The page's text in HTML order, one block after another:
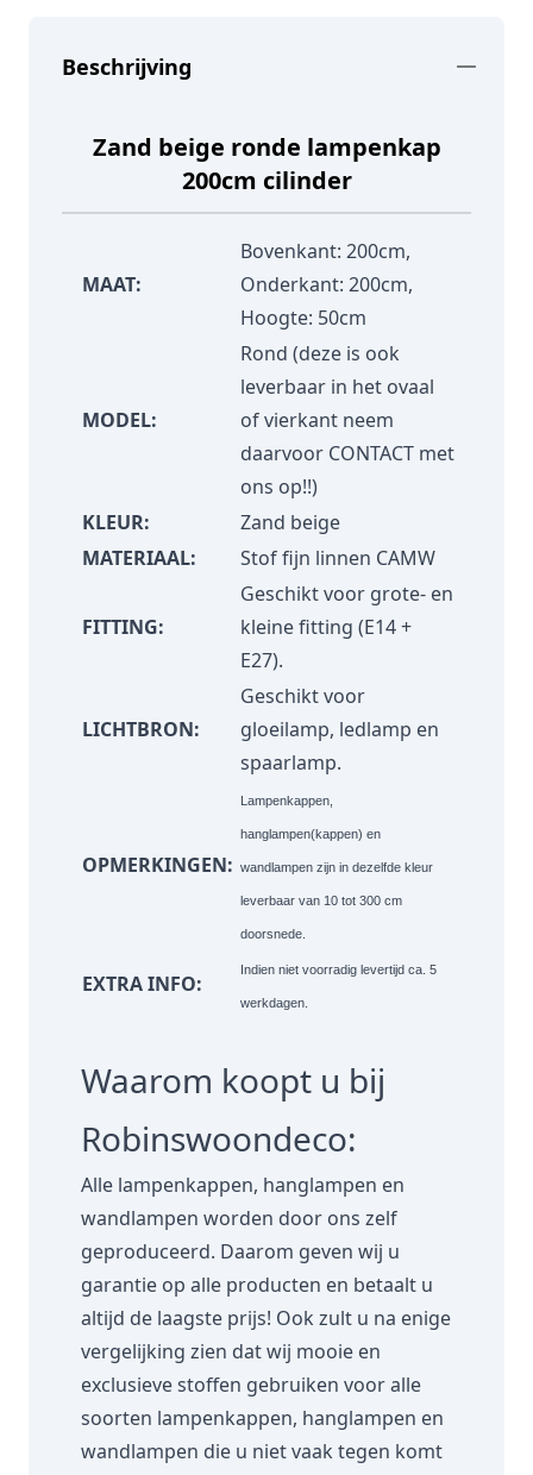
Beschrijving
Zand beige ronde lampenkap
200cm cilinder
MAAT:
Bovenkant: 200cm,
Onderkant: 200cm,
Hoogte: 50cm
MODEL:
Rond (deze is ook
leverbaar in het ovaal
of vierkant neem
daarvoor CONTACT met
ons op!!)
KLEUR:
Zand beige
MATERIAAL:
Stof fijn linnen CAMW
FITTING:
Geschikt voor grote- en
kleine fitting (E14 +
E27).
LICHTBRON:
Geschikt voor
gloeilamp, ledlamp en
spaarlamp.
OPMERKINGEN:
Lampenkappen,
hanglampen(kappen) en
wandlampen zijn in dezelfde kleur
leverbaar van 10 tot 300 cm
doorsnede.
EXTRA INFO:
Indien niet voorradig levertijd ca. 5
werkdagen.
Waarom koopt u bij
Robinswoondeco:
Alle lampenkappen, hanglampen en
wandlampen worden door ons zelf
geproduceerd. Daarom geven wij u
garantie op alle producten en betaalt u
altijd de laagste prijs! Ook zult u na enige
vergelijking zien dat wij mooie en
exclusieve stoffen gebruiken voor alle
soorten lampenkappen, hanglampen en
wandlampen die u niet vaak tegen komt